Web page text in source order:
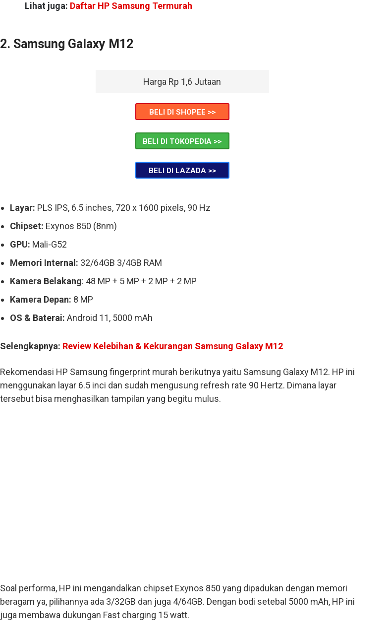
Lihat juga: Daftar HP Samsung Termurah
2. Samsung Galaxy M12
Harga Rp 1,6 Jutaan
BELI DI SHOPEE >>
BELI DI TOKOPEDIA >>
BELI DI LAZADA >>
Layar: PLS IPS, 6.5 inches, 720 x 1600 pixels, 90 Hz
Chipset: Exynos 850 (8nm)
GPU: Mali-G52
Memori Internal: 32/64GB 3/4GB RAM
Kamera Belakang: 48 MP + 5 MP + 2 MP + 2 MP
Kamera Depan: 8 MP
OS & Baterai: Android 11, 5000 mAh
Selengkapnya: Review Kelebihan & Kekurangan Samsung Galaxy M12
Rekomendasi HP Samsung fingerprint murah berikutnya yaitu Samsung Galaxy M12. HP ini
menggunakan layar 6.5 inci dan sudah mengusung refresh rate 90 Hertz. Dimana layar
tersebut bisa menghasilkan tampilan yang begitu mulus.
Soal performa, HP ini mengandalkan chipset Exynos 850 yang dipadukan dengan memori
beragam ya, pilihannya ada 3/32GB dan juga 4/64GB. Dengan bodi setebal 5000 mAh, HP ini
juga membawa dukungan Fast charging 15 watt.